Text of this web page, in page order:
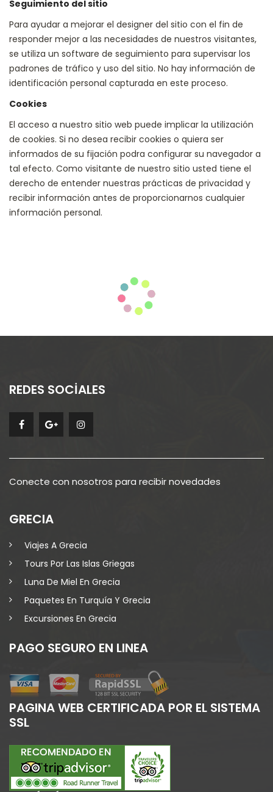
Seguimiento del sitio
Para ayudar a mejorar el designer del sitio con el fin de
responder mejor a las necesidades de nuestros visitantes,
se utiliza un software de seguimiento para supervisar los
padrones de tráfico y uso del sitio. No hay información de
identificación personal capturada en este proceso.
Cookies
El acceso a nuestro sitio web puede implicar la utilización
de cookies. Si no desea recibir cookies o quiera ser
informados de su fijación podra configurar su navegador a
tal efecto. Como visitante de nuestro sitio usted tiene el
derecho de entender nuestras prácticas de privacidad y
recibir información antes de proporcionarnos cualquier
información personal.
REDES SOCİALES
Conecte con nosotros para recibir novedades
GRECIA
Viajes A Grecia
Tours Por Las Islas Griegas
Luna De Miel En Grecia
Paquetes En Turquía Y Grecia
Excursiones En Grecia
PAGO SEGURO EN LINEA
PAGINA WEB CERTIFICADA POR EL SISTEMA
SSL